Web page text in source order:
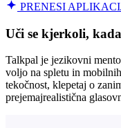
PRENESI
Uči se kjerkoli,
Talkpal je jezikovni
voljo na spletu in
tekočnost, klepetaj o
prejemajrealistična